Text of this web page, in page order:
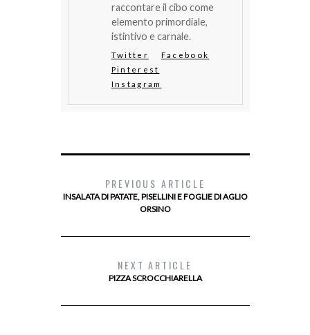
raccontare il cibo come
elemento primordiale,
istintivo e carnale.
Twitter
Facebook
Pinterest
Instagram
PREVIOUS ARTICLE
INSALATA DI PATATE, PISELLINI E FOGLIE DI AGLIO
ORSINO
NEXT ARTICLE
PIZZA SCROCCHIARELLA